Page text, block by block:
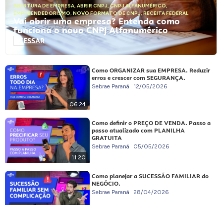
ABERTURA DE EMPRESA, ABRIR CNPJ,CNPJ ALFANUMÉRICO,
EMPREENDEDORISMO, NOVO FORMATO DE CNPJ,RECEITA FEDERAL
Vai abrir uma empresa? Entenda como
funciona o novo CNPJ Alfanumérico
ACESSAR
06:24
Como ORGANIZAR sua EMPRESA. Reduzir
erros e crescer com SEGURANÇA.
Sebrae Paraná 12/05/2026
11:20
Como definir o PREÇO DE VENDA. Passo a
passo atualizado com PLANILHA
GRATUITA
Sebrae Paraná 05/05/2026
Como planejar a SUCESSÃO FAMILIAR do
NEGÓCIO.
Sebrae Paraná 28/04/2026